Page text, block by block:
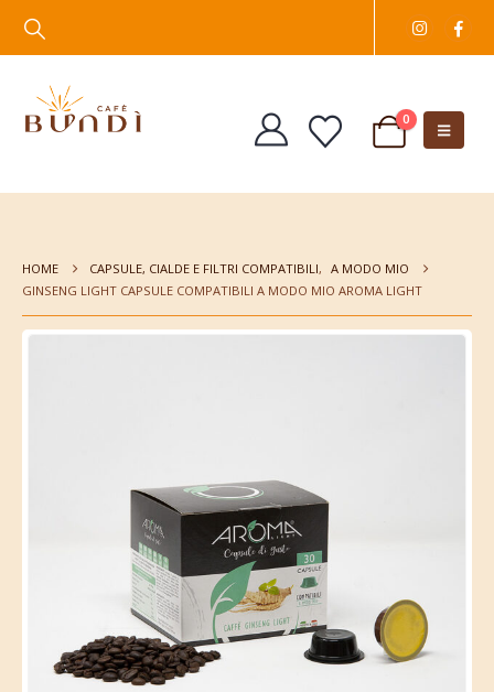
0
HOME CAPSULE, CIALDE E FILTRI COMPATIBILI, A MODO MIO
GINSENG LIGHT CAPSULE COMPATIBILI A MODO MIO AROMA LIGHT